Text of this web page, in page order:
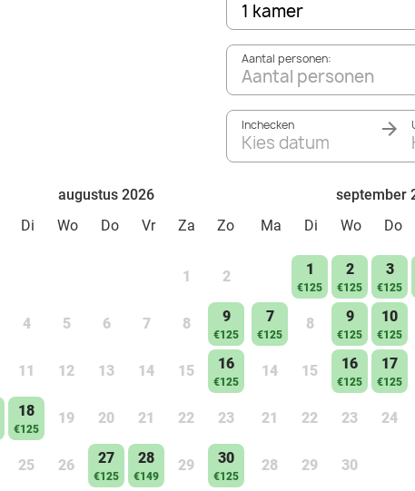
1 kamer
Aantal personen:
Aantal personen
Inchecken
Kies datum
augustus 2026
Di Wo Do Vr Za Zo
1 2
4 5 6 7 8 9
€125
11 12 13 14 15 16
€125
18
€125
19 20 21 22 23
25 26 27
€125
28
€149
29 30
€125
september
Ma
Di Wo Do
1
€125
2
€125
3
€125
7
€125
8 9
€125
10
€125
14 15 16
€125
17
€125
21 22 23 24
28 29 30